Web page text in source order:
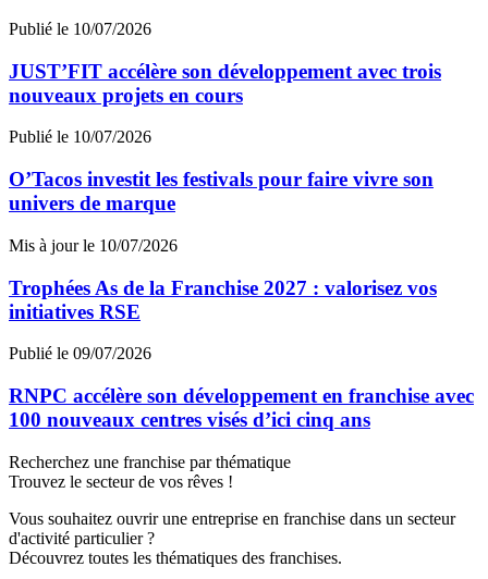
Publié le 10/07/2026
JUST’FIT accélère son développement avec trois
nouveaux projets en cours
Publié le 10/07/2026
O’Tacos investit les festivals pour faire vivre son
univers de marque
Mis à jour le 10/07/2026
Trophées As de la Franchise 2027 : valorisez vos
initiatives RSE
Publié le 09/07/2026
RNPC accélère son développement en franchise avec
100 nouveaux centres visés d’ici cinq ans
Recherchez une franchise par thématique
Trouvez le secteur de vos rêves !
Vous souhaitez ouvrir une entreprise en franchise dans un secteur
d'activité particulier ?
Découvrez toutes les thématiques des franchises.